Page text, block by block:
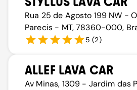
Rua 25 de Agosto 199 NW -
Parecis - MT, 78360-000,
5 (2)
ALLEF LAVA CAR
Av Minas, 1309 - Jardim das